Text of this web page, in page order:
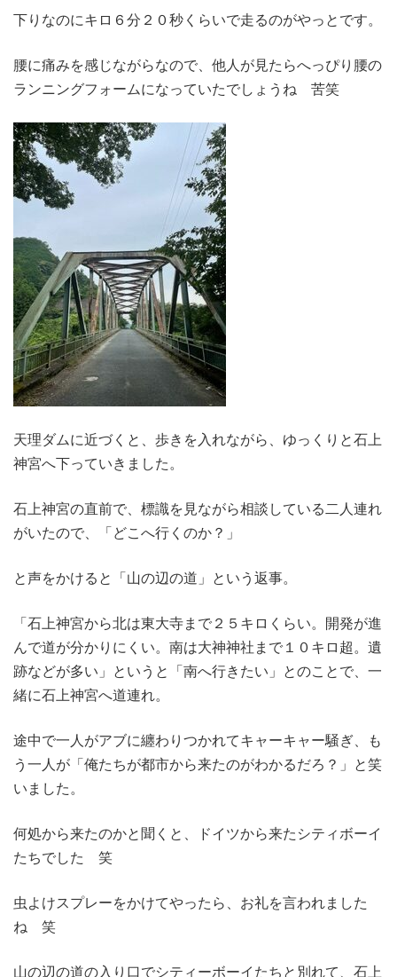
下りなのにキロ６分２０秒くらいで走るのがやっとです。
腰に痛みを感じながらなので、他人が見たらへっぴり腰の
ランニングフォームになっていたでしょうね 苦笑
天理ダムに近づくと、歩きを入れながら、ゆっくりと石上
神宮へ下っていきました。
石上神宮の直前で、標識を見ながら相談している二人連れ
がいたので、「どこへ行くのか？」
と声をかけると「山の辺の道」という返事。
「石上神宮から北は東大寺まで２５キロくらい。開発が進
んで道が分かりにくい。南は大神神社まで１０キロ超。遺
跡などが多い」というと「南へ行きたい」とのことで、一
緒に石上神宮へ道連れ。
途中で一人がアブに纏わりつかれてキャーキャー騒ぎ、も
う一人が「俺たちが都市から来たのがわかるだろ？」と笑
いました。
何処から来たのかと聞くと、ドイツから来たシティボーイ
たちでした 笑
虫よけスプレーをかけてやったら、お礼を言われました
ね 笑
山の辺の道の入り口でシティーボーイたちと別れて、石上